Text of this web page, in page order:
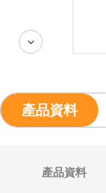
產品資料
產品資料